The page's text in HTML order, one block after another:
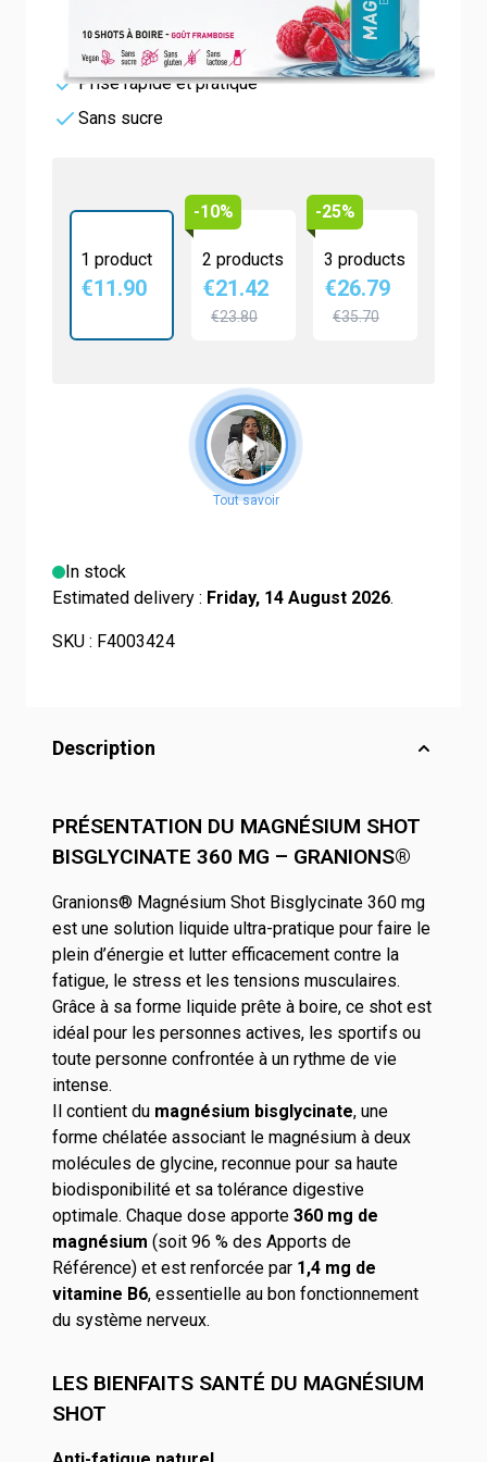
Haute absorption & tolérance optimale
Prise rapide et pratique
Sans sucre
1 product
€11.90
-10%
2 products
€21.42
€23.80
-25%
3 products
€26.79
€35.70
In stock
Estimated delivery : Friday, 14 August 2026.
SKU : F4003424
Description
PRÉSENTATION DU MAGNÉSIUM SHOT
BISGLYCINATE 360 MG – GRANIONS®
Granions® Magnésium Shot Bisglycinate 360 mg
est une solution liquide ultra-pratique pour faire le
plein d’énergie et lutter efficacement contre la
fatigue, le stress et les tensions musculaires.
Grâce à sa forme liquide prête à boire, ce shot est
idéal pour les personnes actives, les sportifs ou
toute personne confrontée à un rythme de vie
intense.
Il contient du magnésium bisglycinate, une
forme chélatée associant le magnésium à deux
molécules de glycine, reconnue pour sa haute
biodisponibilité et sa tolérance digestive
optimale. Chaque dose apporte 360 mg de
magnésium (soit 96 % des Apports de
Référence) et est renforcée par 1,4 mg de
vitamine B6, essentielle au bon fonctionnement
du système nerveux.
LES BIENFAITS SANTÉ DU MAGNÉSIUM
SHOT